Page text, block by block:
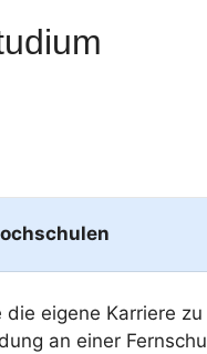
eigene Karriere
an einer